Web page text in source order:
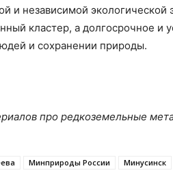
и независимой
кластер, а долгосрочное и
и сохранении природы.
про редкоземельные
Минприроды России Минусинск